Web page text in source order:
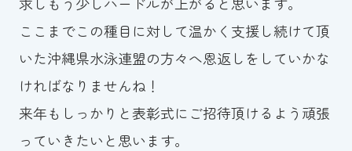
ここまでこの種目に対して温かく支援し続けて頂
いた沖縄県水泳連盟の方々へ恩返しをしていかな
ければなりませんね！
来年もしっかりと表彰式にご招待頂けるよう頑張
っていきたいと思います。